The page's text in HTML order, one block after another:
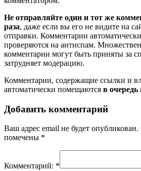
Не отправляйте один и тот же
раза, даже если вы его не видите на
отправки. Комментарии
проверяются на антиспам.
комментарии могут быть приняты за
затрудняет модерацию.
Комментарии, содержащие ссылки и
автоматически помещаются в
Добавить комментарий
Ваш адрес email не будет опубликован.
помечены *
Комментарий: *